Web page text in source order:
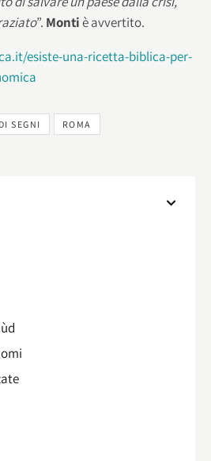
”. Montiè avvertito.
esiste-una-ricetta-biblica-per-
SEGNI ROMA